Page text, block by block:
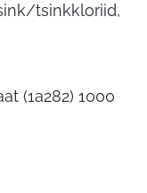
tsinkkloriid,
(1a282) 1000